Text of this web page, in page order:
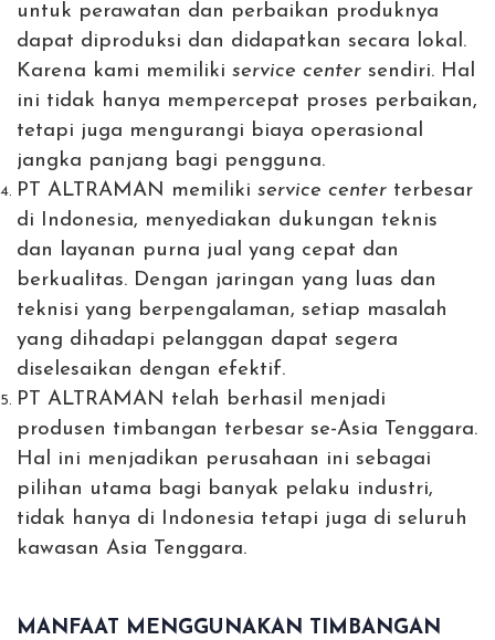
untuk perawatan dan perbaikan produknya
dapat diproduksi dan didapatkan secara lokal.
Karena kami memiliki service center sendiri. Hal
ini tidak hanya mempercepat proses perbaikan,
tetapi juga mengurangi biaya operasional
jangka panjang bagi pengguna.
PT ALTRAMAN memiliki service center terbesar
di Indonesia, menyediakan dukungan teknis
dan layanan purna jual yang cepat dan
berkualitas. Dengan jaringan yang luas dan
teknisi yang berpengalaman, setiap masalah
yang dihadapi pelanggan dapat segera
diselesaikan dengan efektif.
PT ALTRAMAN telah berhasil menjadi
produsen timbangan terbesar se-Asia Tenggara.
Hal ini menjadikan perusahaan ini sebagai
pilihan utama bagi banyak pelaku industri,
tidak hanya di Indonesia tetapi juga di seluruh
kawasan Asia Tenggara.
MANFAAT MENGGUNAKAN TIMBANGAN